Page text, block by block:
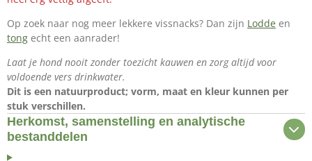
Op zoek naar nog meer lekkere vissnacks? Dan zijn Lodde en
tong echt een aanrader!
Laat je hond nooit zonder toezicht kauwen en zorg altijd voor
voldoende vers drinkwater.
Dit is een natuurproduct; vorm, maat en kleur kunnen per
stuk verschillen.
Herkomst, samenstelling en analytische
bestanddelen